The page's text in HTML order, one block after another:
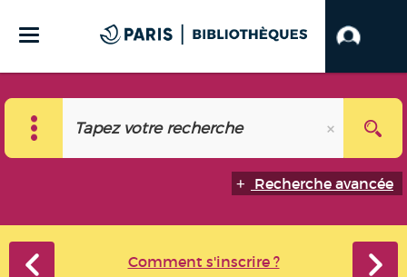
Recherche avancée
Comment s'inscrire ?